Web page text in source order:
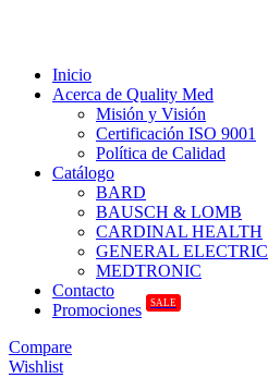
Inicio
Acerca de Quality Med
Misión y Visión
Certificación ISO 9001
Política de Calidad
Catálogo
BARD
BAUSCH & LOMB
CARDINAL HEALTH
GENERAL ELECTRIC
MEDTRONIC
Contacto
Promociones
SALE
Compare
Wishlist